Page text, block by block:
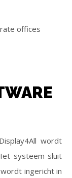
offices
wordt
systeem sluit
ingericht in